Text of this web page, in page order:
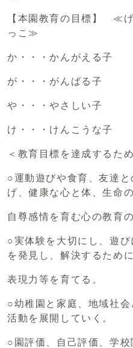
【本園教育の目標】 ≪
っこ≫
か・・・かんがえる子
が・・・がんばる子
や・・・やさしい子
け・・・けんこうな子
＜教育目標を達成するた
○運動遊びや食育、友達
げ、健康な心と体、生命
自尊感情を育む心の教育
○実体験を大切にし、遊
を発見し、解決するため
表現力等を育てる。
○幼稚園と家庭、地域社
活動を展開していく。
○園評価、自己評価、学